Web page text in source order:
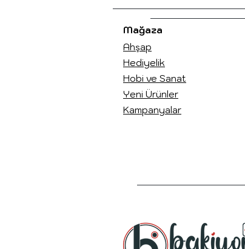
Mağaza
Ahşap
Hediyelik
Hobi ve Sanat
Yeni Ürünler
Kampanyalar